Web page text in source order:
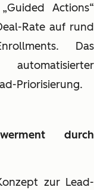
Actions“
Rate auf rund
Das
Priorisierung.
durch
zur Lead-